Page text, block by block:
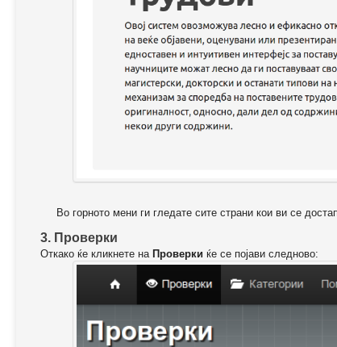
Во горното мени ги гледате сите страни кои ви се
3. Проверки
Откако ќе кликнете на Проверки ќе се појави следново: